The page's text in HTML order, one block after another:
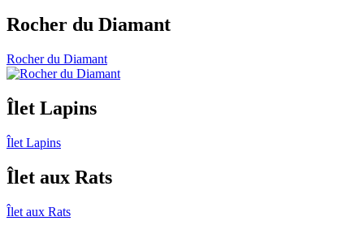
Rocher du Diamant
Rocher du Diamant
Îlet Lapins
Îlet Lapins
Îlet aux Rats
Îlet aux Rats